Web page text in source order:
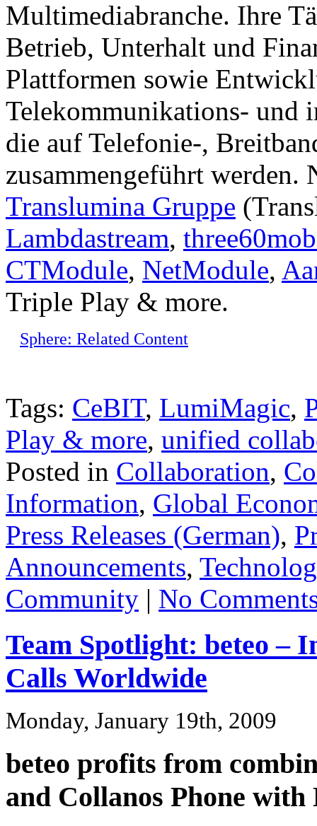
Multimediabranche. Ihre
Betrieb, Unterhalt und
Plattformen sowie
Telekommunikations- und
die auf Telefonie-,
zusammengeführt werden.
Translumina Gruppe
Lambdastream,
CTModule, NetModule,
Triple Play & more.
Sphere: Related Content
Tags: CeBIT, LumiMagic,
Play & more, unified
Posted in Collaboration,
Information, Global
Press Releases (German),
Announcements,
Community | No
Team Spotlight: beteo –
Calls Worldwide
Monday, January 19th, 2009
beteo profits from
and Collanos Phone